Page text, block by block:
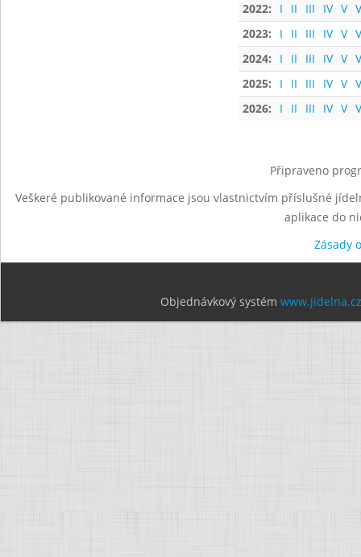
2022:
I II III IV V
2023:
I II III IV V
2024:
I II III IV V
2025:
I II III IV V
2026:
I II III IV V
Připraveno
Veškeré publikované informace jsou vlastnictvím příslušné
aplikace do
Zásady
Objednávkový systém www.jidelna.cz